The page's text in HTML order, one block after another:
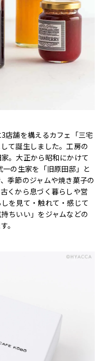
店舗を構えるカフェ「三宅
て誕生しました。工房の
。大正から昭和にかけて
の生家を「旧原田邸」と
季節のジャムや焼き菓子の
くから息づく暮らしや営
を見て・触れて・感じて
ちいい」をジャムなどの
。